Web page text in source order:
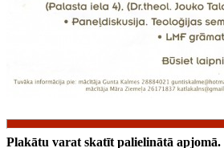
Plakātu varat skatīt palielinātā apjomā.